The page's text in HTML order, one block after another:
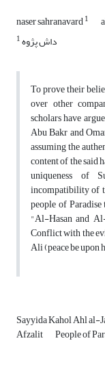
naser sahranavard1
1داش پژوه
To prove their
over other
scholars have
Abu Bakr and
assuming the
content of the said
uniqueness of
incompatibility of
people of
"Al-Hasan and
Conflict with the
Ali (peace be upon
Sayyida Kahol Ahl al-
Afzalit People of